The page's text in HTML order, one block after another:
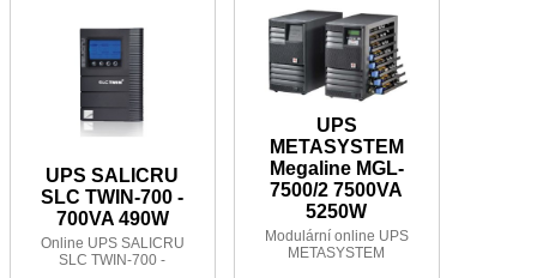
UPS SALICRU
SLC TWIN-700 -
700VA 490W
Online UPS SALICRU
SLC TWIN-700 -
UPS
METASYSTEM
Megaline MGL-
7500/2 7500VA
5250W
Modulární online UPS
METASYSTEM